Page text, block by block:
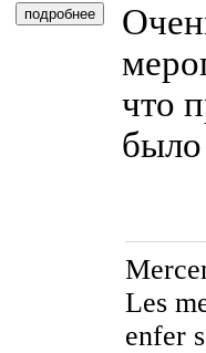
что
Les
enfer